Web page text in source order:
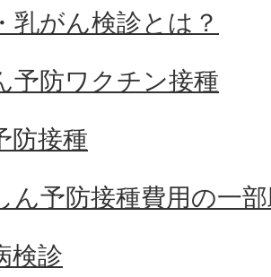
乳がん検診とは？
予防ワクチン接種
防接種
ん予防接種費用の一
検診